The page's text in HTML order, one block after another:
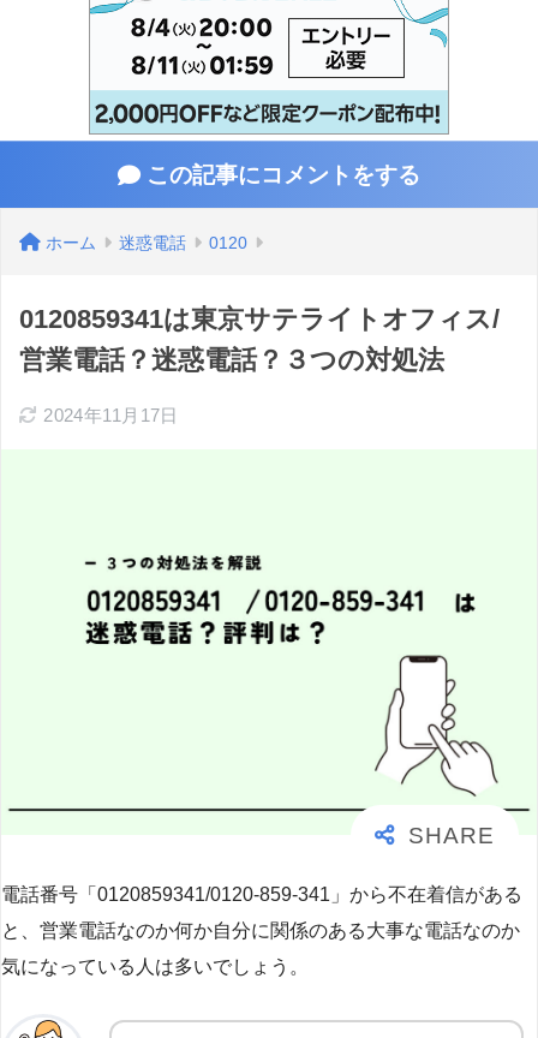
この記事にコメントをする
ホーム 迷惑電話 0120
0120859341は東京サテライトオフィス/
営業電話？迷惑電話？３つの対処法
2024年11月17日
電話番号「0120859341/0120-859-341」から不在着信がある
と、営業電話なのか何か自分に関係のある大事な電話なのか
気になっている人は多いでしょう。